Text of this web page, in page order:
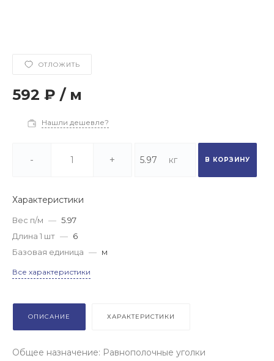
ОТЛОЖИТЬ
592 ₽ / м
Нашли дешевле?
- + В КОРЗИНУ
Характеристики
Вес п/м — 5.97
Длина 1 шт — 6
Базовая единица — м
Все характеристики
ОПИСАНИЕ ХАРАКТЕРИСТИКИ
Общее назначение: Равнополочные уголки